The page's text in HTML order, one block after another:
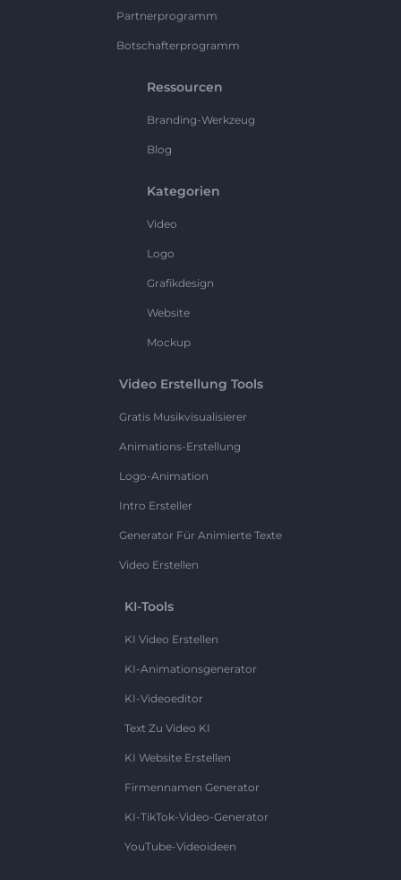
Partnerprogramm
Botschafterprogramm
Ressourcen
Branding-Werkzeug
Blog
Kategorien
Video
Logo
Grafikdesign
Website
Mockup
Video Erstellung Tools
Gratis Musikvisualisierer
Animations-Erstellung
Logo-Animation
Intro Ersteller
Generator Für Animierte Texte
Video Erstellen
KI-Tools
KI Video Erstellen
KI-Animationsgenerator
KI-Videoeditor
Text Zu Video KI
KI Website Erstellen
Firmennamen Generator
KI-TikTok-Video-Generator
YouTube-Videoideen